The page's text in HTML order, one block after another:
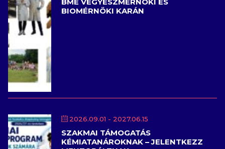
BIOMÉRNÖKI KARÁN
2026.09.01 - 2027.06.15
SZAKMAI TÁMOGATÁS
KÉMIATANÁROKNAK – JELENTKEZZ